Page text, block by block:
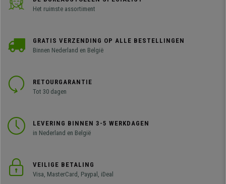
Het ruimste assortiment
GRATIS VERZENDING OP ALLE BESTELLINGEN
Binnen Nederland en België
RETOURGARANTIE
Tot 30 dagen
LEVERING BINNEN 3-5 WERKDAGEN
in Nederland en België
VEILIGE BETALING
Visa, MasterCard, Paypal, iDeal